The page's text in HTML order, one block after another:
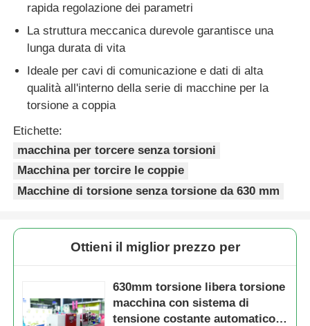
rapida regolazione dei parametri
La struttura meccanica durevole garantisce una
lunga durata di vita
Ideale per cavi di comunicazione e dati di alta
qualità all'interno della serie di macchine per la
torsione a coppia
Etichette:
macchina per torcere senza torsioni
Macchina per torcire le coppie
Macchine di torsione senza torsione da 630 mm
Ottieni il miglior prezzo per
630mm torsione libera torsione
macchina con sistema di
tensione costante automatico